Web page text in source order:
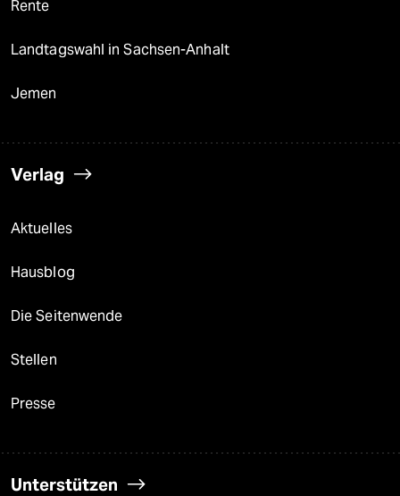
Rente
Landtagswahl in Sachsen-Anhalt
Jemen
Verlag
Aktuelles
Hausblog
Die Seitenwende
Stellen
Presse
Unterstützen